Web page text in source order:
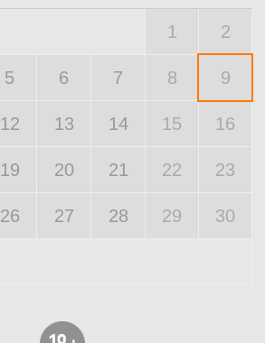
1 2
5 6 7 8 9
12 13 14 15 16
19 20 21 22 23
26 27 28 29 30